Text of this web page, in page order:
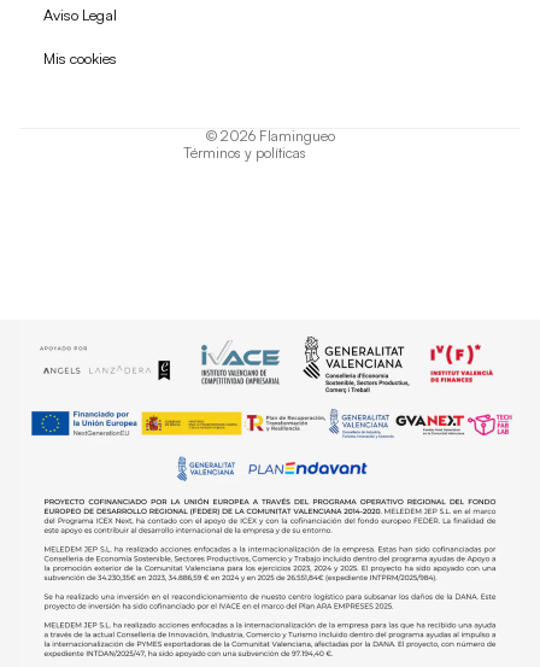
Aviso Legal
Mis cookies
© 2026 Flamingueo
Términos y políticas